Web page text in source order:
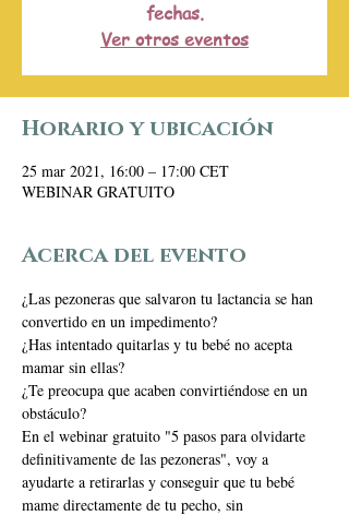
fechas.
Ver otros eventos
Horario y ubicación
25 mar 2021, 16:00 – 17:00 CET
WEBINAR GRATUITO
Acerca del evento
¿Las pezoneras que salvaron tu lactancia se han
convertido en un impedimento?
¿Has intentado quitarlas y tu bebé no acepta
mamar sin ellas?
¿Te preocupa que acaben convirtiéndose en un
obstáculo?
En el webinar gratuito "5 pasos para olvidarte
definitivamente de las pezoneras", voy a
ayudarte a retirarlas y conseguir que tu bebé
mame directamente de tu pecho, sin